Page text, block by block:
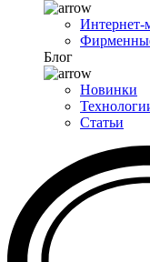
Интернет-
Блог
Новинки
Статьи